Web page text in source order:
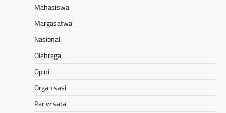
Mahasiswa
Margasatwa
Nasional
Olahraga
Opini
Organisasi
Pariwisata